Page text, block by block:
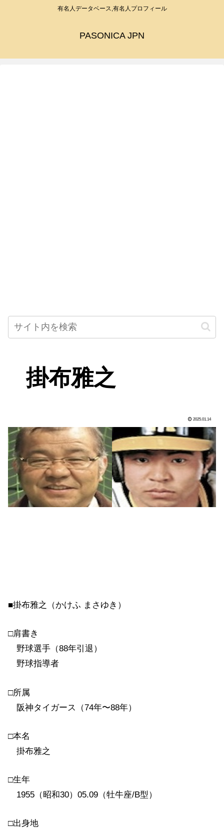
有名人データベース,有名人プロフィール
PASONICA JPN
掛布雅之
2025.01.14
■掛布雅之（かけふ まさゆき）
□肩書き
野球選手（88年引退）
野球指導者
□所属
阪神タイガース（74年〜88年）
□本名
掛布雅之
□生年
1955（昭和30）05.09（牡牛座/B型）
□出身地